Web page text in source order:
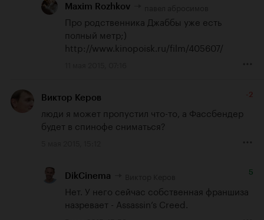
Maxim Rozhkov
Про родственника Джаббы уже есть
http://www.kinopoisk.ru/film/405607/
Виктор Керов -2
люди я может пропустил что-то, а Фассбендер
будет в спинофе сниматься?
DikCinema 5
Нет. У него сейчас собственная франшиза
назревает - Assassin’s Creed.